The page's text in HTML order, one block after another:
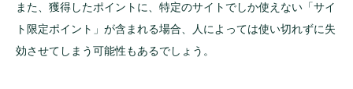
また、獲得したポイントに、特定のサイトでしか使えない「サイ
ト限定ポイント」が含まれる場合、人によっては使い切れずに失
効させてしまう可能性もあるでしょう。